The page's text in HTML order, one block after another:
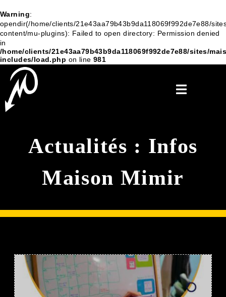
Warning:
opendir(/home/clients/21e43aa79b43b9da118069f992de7e88/
content/mu-plugins): Failed to open directory: Permission denied
in
/home/clients/21e43aa79b43b9da118069f992de7e88/sites/
includes/load.php on line 981
Actualités : Infos
Maison Mimir